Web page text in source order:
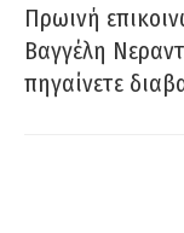
Πρωινή
Βαγγέλη
πηγαίνετε